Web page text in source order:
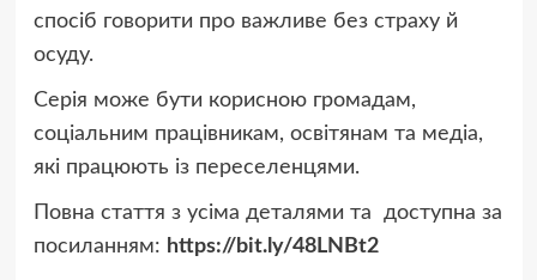
спосіб говорити про важливе без страху й
осуду.
Серія може бути корисною громадам,
соціальним працівникам, освітянам та медіа,
які працюють із переселенцями.
Повна стаття з усіма деталями та доступна за
посиланням: https://bit.ly/48LNBt2